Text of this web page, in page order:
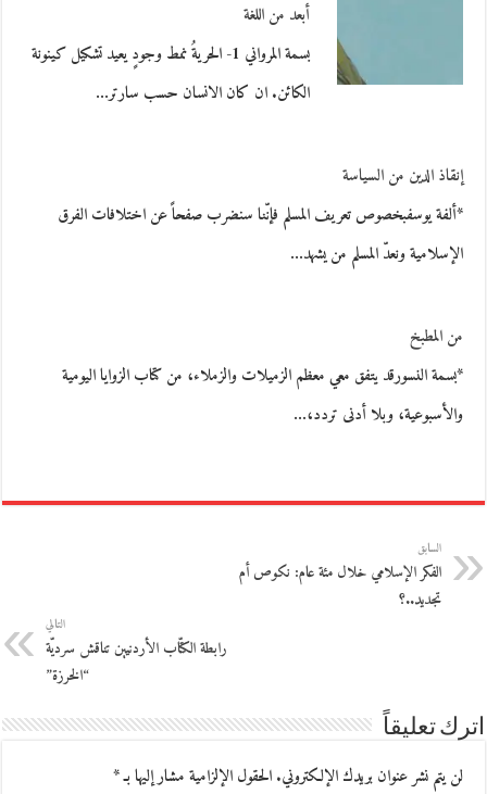
أبعد من اللغة
بسمة المرواني 1- الحريةُ نمط وجودٍ يعيد تشكيل كينونة
الكائن. ان كان الانسان حسب سارتر…
إنقاذ الدين من السياسة
*ألفة يوسفبخصوص تعريف المسلم فإنّنا سنضرب صفحاً عن اختلافات الفرق
الإسلامية ونعدّ المسلم من يشهد…
من المطبخ
*بسمة النسورقد يتفق معي معظم الزميلات والزملاء، من كتاب الزوايا اليومية
والأسبوعية، وبلا أدنى تردد،…
السابق
الفكر الإسلامي خلال مئة عام: نكوص أم
تجديد..؟
التالي
رابطة الكتّاب الأردنيين تناقش سرديّة
“الخرزة”
اترك تعليقاً
لن يتم نشر عنوان بريدك الإلكتروني.الحقول الإلزامية مشار إليها بـ*